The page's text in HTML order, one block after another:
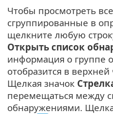
Чтобы просмотреть
сгруппированные в
щелкните любую
Открыть список
информация о группе
отобразится в
Щелкая значок
перемещаться между
обнаружениями.